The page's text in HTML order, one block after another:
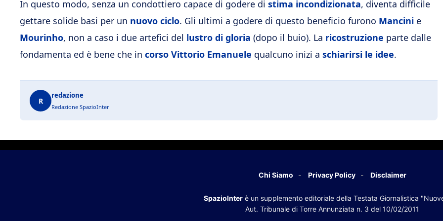
In questo modo, senza un condottiero capace di godere di stima incondizionata, diventa difficile
gettare solide basi per un nuovo ciclo. Gli ultimi a godere di questo beneficio furono Mancini e
Mourinho, non a caso i due artefici del lustro di gloria (dopo il buio). La ricostruzione parte dalle
fondamenta ed è bene che in corso Vittorio Emanuele qualcuno inizi a schiarirsi le idee.
R
redazione
Redazione SpazioInter
Chi Siamo Privacy Policy Disclaimer
SpazioInterè un supplemento editoriale della Testata Giornalistica
Aut. Tribunale di Torre Annunziata n. 3 del 10/02/2011